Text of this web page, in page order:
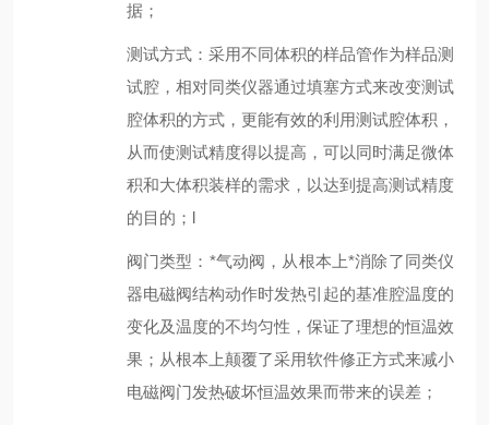
据；
测试方式： 采用不同体积的样品管作为样品测
试腔，相对同类仪器通过填塞方式来改变测试
腔体积的方式， 更能有效的利用测试腔体积 ，
从而使测试精度得以提高，可以同时满足微体
积和大体积装样的需求，以达到提高测试精度
的目的；l
阀门类型 ：*气动阀，从根本上*消除了同类仪
器电磁阀结构动作时发热引起的基准腔温度的
变化及温度的不均匀性，保证了理想的恒温效
果；从根本上颠覆了采用软件修正方式来减小
电磁阀门发热破坏恒温效果而带来的误差；